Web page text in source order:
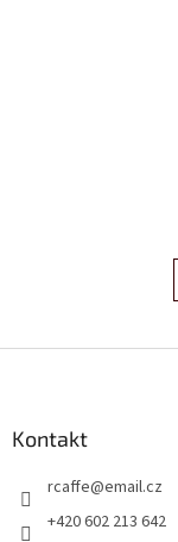
Kontakt
rcaffe@email.cz
+420 602 213 642